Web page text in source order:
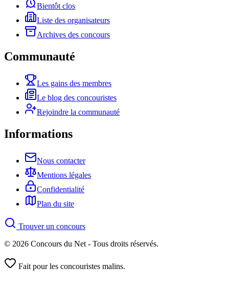
Bientôt clos
Liste des organisateurs
Archives des concours
Communauté
Les gains des membres
Le blog des concouristes
Rejoindre la communauté
Informations
Nous contacter
Mentions légales
Confidentialité
Plan du site
Trouver un concours
© 2026 Concours du Net - Tous droits réservés.
Fait pour les concouristes malins.